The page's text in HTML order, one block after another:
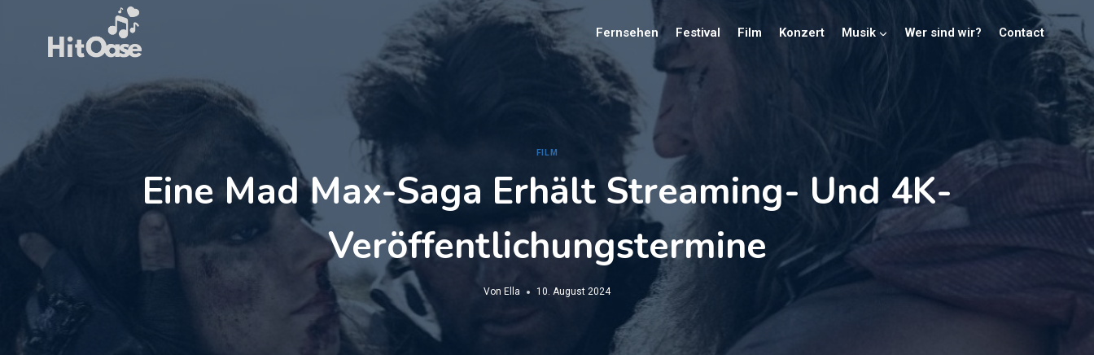
Fernsehen Festival Film Konzert Musik Wer sind wir? Contact
FILM
Eine Mad Max-Saga Erhält Streaming- Und 4K-
Veröffentlichungstermine
Von Ella 10. August 2024